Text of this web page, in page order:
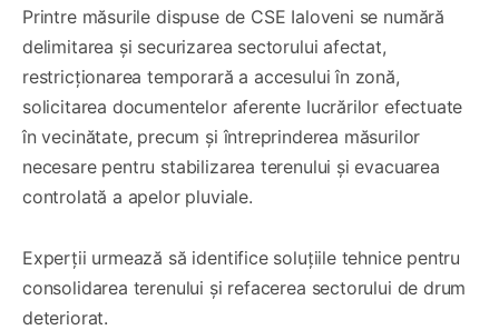
Printre măsurile dispuse de CSE Ialoveni se numără
delimitarea și securizarea sectorului afectat,
restricționarea temporară a accesului în zonă,
solicitarea documentelor aferente lucrărilor efectuate
în vecinătate, precum și întreprinderea măsurilor
necesare pentru stabilizarea terenului și evacuarea
controlată a apelor pluviale.
Experții urmează să identifice soluțiile tehnice pentru
consolidarea terenului și refacerea sectorului de drum
deteriorat.